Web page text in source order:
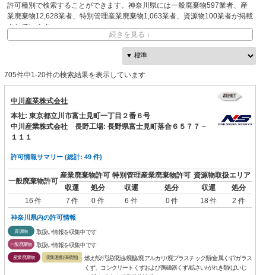
許可種別で検索することができます。神奈川県には一般廃棄物597業者、産
業廃棄物12,628業者、特別管理産業廃棄物1,063業者、資源物100業者が掲載
されています。
ZENETでは独自に収集した、本社・事業所の所在地、都道府県や市区町村ご
との取り扱い品目情報を無料で閲覧できます。
続きを見る ↓
705件中1-20件の検索結果を表示しています
中川産業株式会社
本社: 東京都立川市富士見町一丁目２番６号
中川産業株式会社 長野工場: 長野県富士見町落合６５７７－
１１１
許可情報サマリー (総計: 49 件)
一般廃棄物許可
産業廃棄物許可 特別管理産業廃棄物許可 資源物取扱エリア
収運
処分 収運 処分 収運
処分
16 件
7 件 0 件 6 件 0 件 18 件 2 件
神奈川県内の許可情報
資源物 取扱い情報を収集中です
一般廃棄物 取扱い情報を収集中です
産業廃棄物 収集運搬(保積無)
燃え殻/汚泥/廃油/廃酸/廃アルカリ/廃プラスチック類/金属くず/ガラス
くず、コンクリートくずおよび陶磁器くず/鉱さい/がれき類/ばいじ